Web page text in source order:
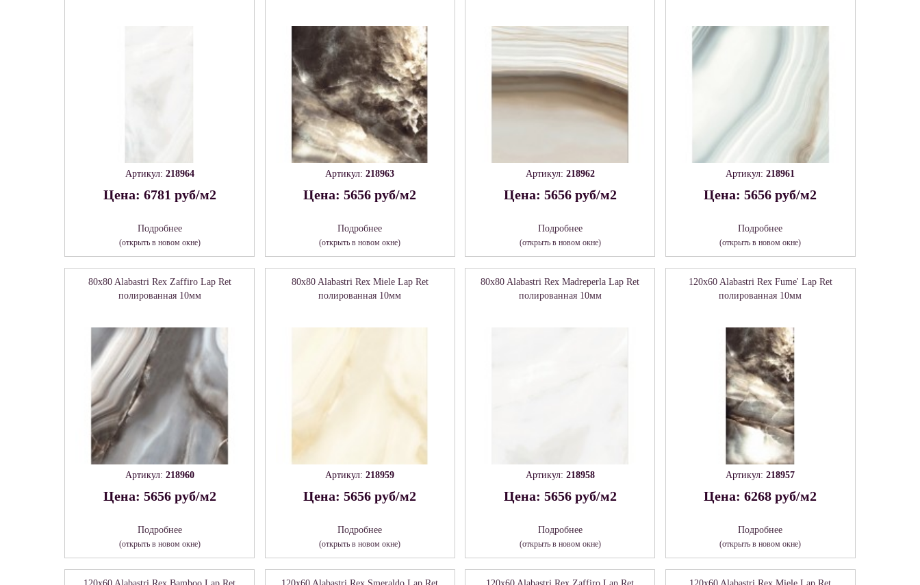
Артикул: 218964
Цена: 6781 руб/м2
Подробнее
(открыть в новом окне)
Артикул:218963
Цена: 5656 руб/м2
Подробнее
(открыть в новом окне)
Артикул: 218962
Цена: 5656 руб/м2
Подробнее
(открыть в новом окне)
Артикул:218961
Цена: 5656 руб/м2
Подробнее
(открыть в новом окне)
80x80 Alabastri Rex Zaffiro Lap Ret
полированная 10мм
Артикул: 218960
Цена: 5656 руб/м2
Подробнее
(открыть в новом окне)
80x80 Alabastri Rex Miele Lap Ret
полированная 10мм
Артикул:218959
Цена: 5656 руб/м2
Подробнее
(открыть в новом окне)
80x80 Alabastri Rex Madreperla Lap Ret
полированная 10мм
Артикул: 218958
Цена: 5656 руб/м2
Подробнее
(открыть в новом окне)
120x60 Alabastri Rex Fume' Lap Ret
полированная 10мм
Артикул:218957
Цена: 6268 руб/м2
Подробнее
(открыть в новом окне)
120x60 Alabastri Rex Bamboo Lap Ret 120x60 Alabastri Rex Smeraldo Lap Ret 120x60 Alabastri Rex Zaffiro Lap Ret 120x60 Alabastri Rex Miele Lap Ret